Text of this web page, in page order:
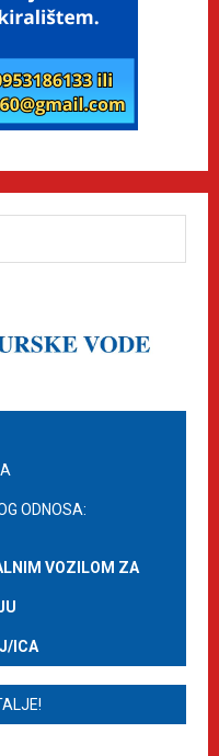
ODNOSA:
VOZILOM ZA
ICA